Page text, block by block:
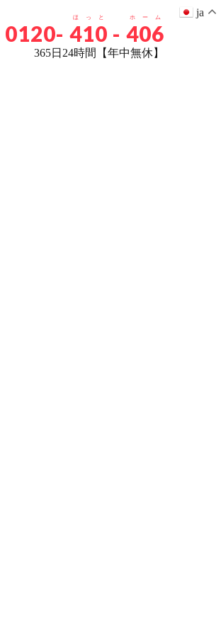
0120- 410
ほっと
- 406
ホーム
365日24時間【年中無休】
ja